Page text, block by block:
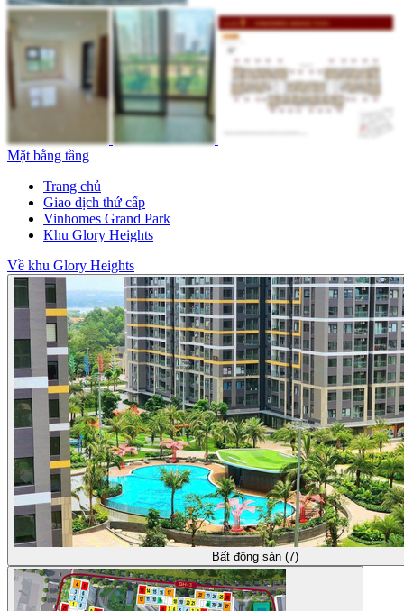
Mặt bằng tầng
Trang chủ
Giao dịch thứ cấp
Vinhomes Grand Park
Khu Glory Heights
Về khu Glory Heights
Bất động sản (7)